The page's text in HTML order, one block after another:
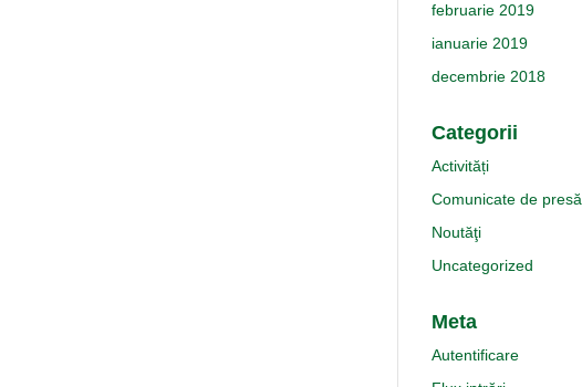
februarie 2019
ianuarie 2019
decembrie 2018
Categorii
Activități
Comunicate de presă
Noutăţi
Uncategorized
Meta
Autentificare